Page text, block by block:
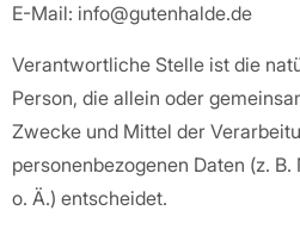
E-Mail: info@gutenhalde.de
Verantwortliche Stelle ist die
Person, die allein oder
Zwecke und Mittel der
personenbezogenen Daten (z.
o. Ä.) entscheidet.